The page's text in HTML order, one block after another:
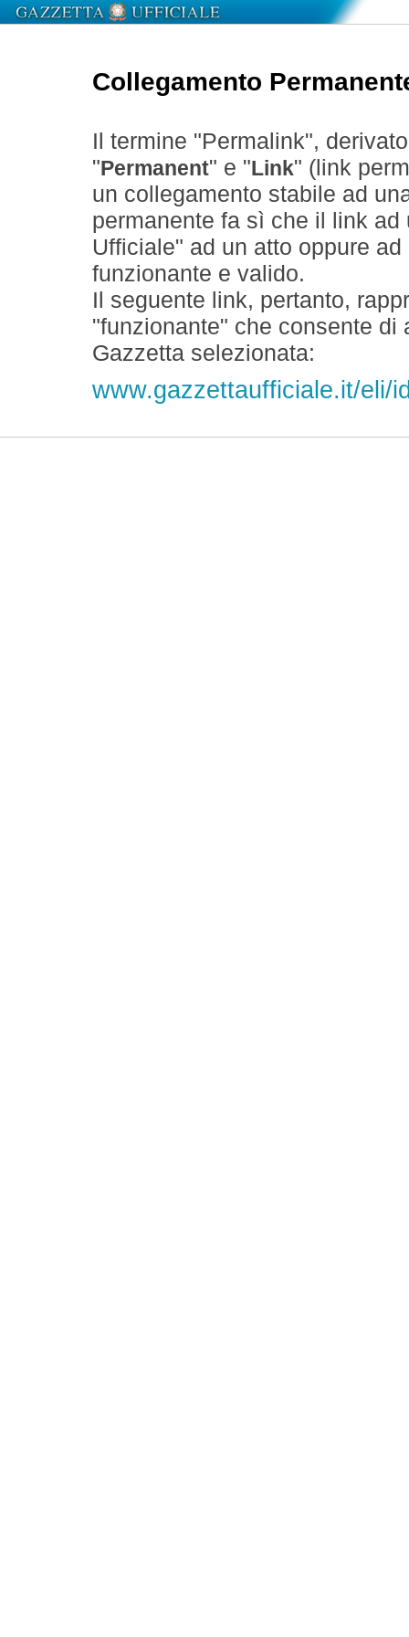
Collegamento
Il termine "Permalink",
" Permanent" e " Link" (link
un collegamento stabile ad
permanente fa sì che il link
Ufficiale" ad un atto oppure
funzionante e valido.
Il seguente link, pertanto,
"funzionante" che consente
Gazzetta selezionata:
www.gazzettaufficiale.it/eli/